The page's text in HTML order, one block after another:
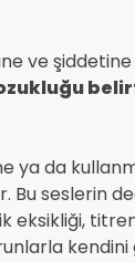
ve
ya da
Bu seslerin
eksikliği,
kendini